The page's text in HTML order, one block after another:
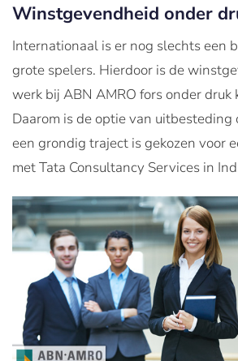
Winstgevendheid onder
Internationaal is er nog slechts een
grote spelers. Hierdoor is de
werk bij ABN AMRO fors onder druk
Daarom is de optie van uitbesteding
een grondig traject is gekozen voor
met Tata Consultancy Services in